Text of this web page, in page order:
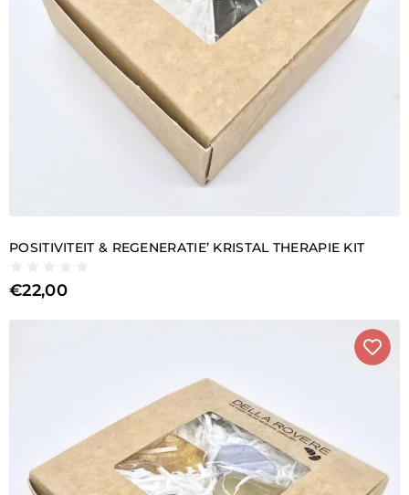
POSITIVITEIT & REGENERATIE’ KRISTAL THERAPIE KIT
€22,00